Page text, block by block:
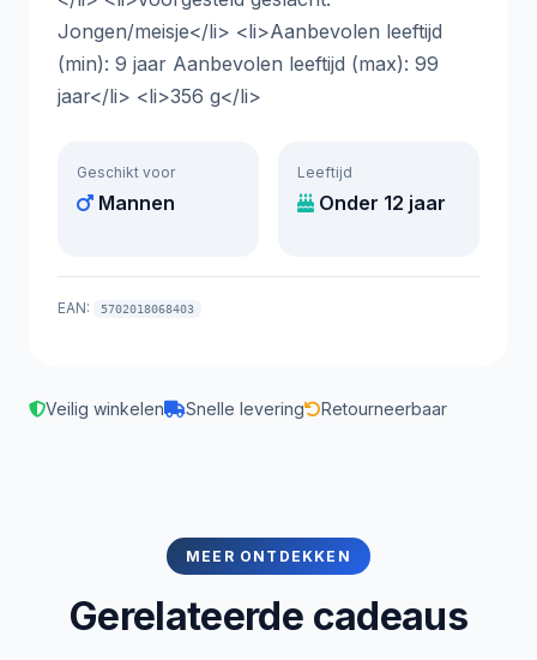
Jongen/meisje</li> <li>Aanbevolen leeftijd
(min): 9 jaar Aanbevolen leeftijd (max): 99
jaar</li> <li>356 g</li>
Geschikt voor
Mannen
Leeftijd
Onder 12 jaar
EAN: 5702018068403
Veilig winkelen Snelle levering Retourneerbaar
MEER ONTDEKKEN
Gerelateerde cadeaus